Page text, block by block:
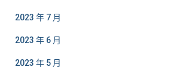
2023 年 7 月
2023 年 6 月
2023 年 5 月